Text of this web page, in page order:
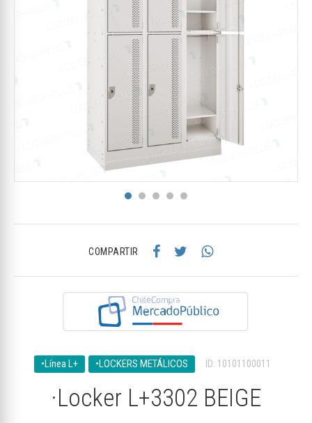
COMPARTIR
•Línea L+ •LOCKERS METÁLICOS ID: 10101100011
·Locker L+3302 BEIGE